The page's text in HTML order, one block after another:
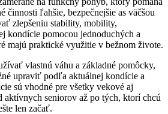
činnosti ľahšie, bezpečnejšie as väčšou
zlepšeniu stability, mobility,
kondície pomocou jednoduchých a
majú praktické využitie v bežnom živote.
vlastnú váhu a základné pomôcky,
upraviť podľa aktuálnej kondície a
sú vhodné pre všetky vekové aj
aktívnych seniorov až po tých, ktorí chcú
len začať.